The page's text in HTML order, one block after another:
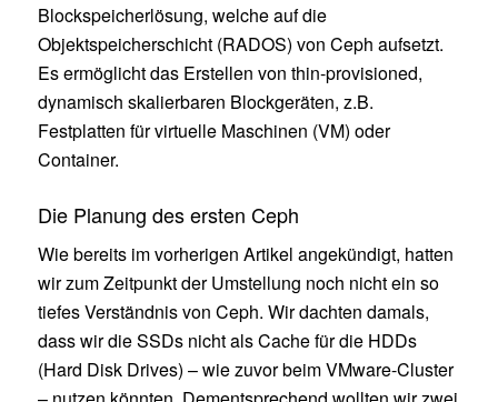
Blockspeicherlösung, welche auf die
Objektspeicherschicht (RADOS) von Ceph aufsetzt.
Es ermöglicht das Erstellen von thin-provisioned,
dynamisch skalierbaren Blockgeräten, z.B.
Festplatten für virtuelle Maschinen (VM) oder
Container.
Die Planung des ersten Ceph
Wie bereits im vorherigen Artikel angekündigt, hatten
wir zum Zeitpunkt der Umstellung noch nicht ein so
tiefes Verständnis von Ceph. Wir dachten damals,
dass wir die SSDs nicht als Cache für die HDDs
(Hard Disk Drives) – wie zuvor beim VMware-Cluster